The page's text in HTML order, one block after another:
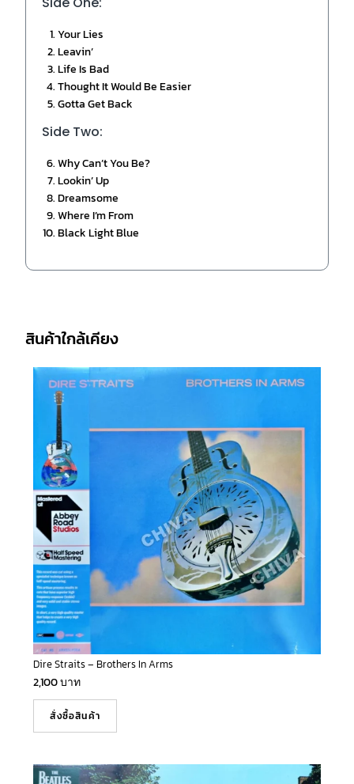
Your Lies
Leavin’
Life Is Bad
Thought It Would Be Easier
Gotta Get Back
Side Two:
Why Can’t You Be?
Lookin’ Up
Dreamsome
Where I’m From
Black Light Blue
สินค้าใกล้เคียง
Dire Straits – Brothers In Arms
2,100บาท
สั่งซื้อสินค้า